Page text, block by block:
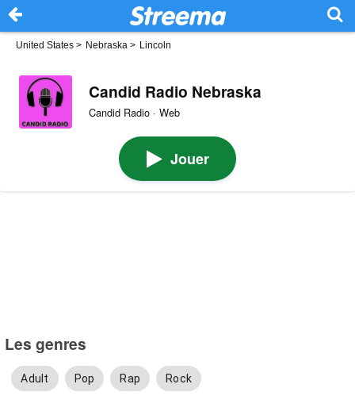
United States > Nebraska > Lincoln
Candid Radio Nebraska
Candid Radio · Web
Jouer
Les genres
Adult Pop Rap Rock